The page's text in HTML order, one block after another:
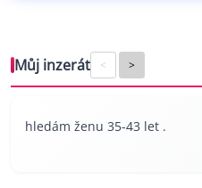
Můj inzerát < >
hledám ženu 35-43 let .